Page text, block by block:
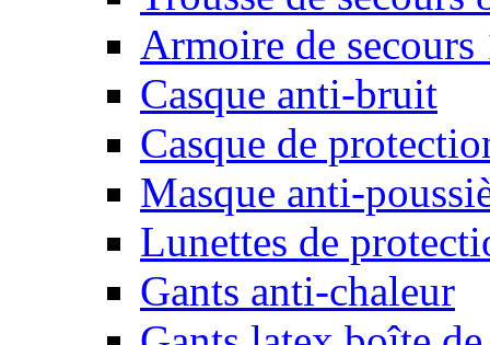
Armoire de secours
Casque anti-bruit
Casque de
Masque anti-
Lunettes de
Gants anti-chaleur